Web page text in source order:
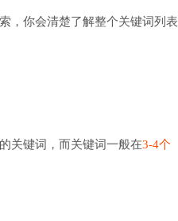
，你会清楚了解整个关键词列表
关键词，而关键词一般在3-4个